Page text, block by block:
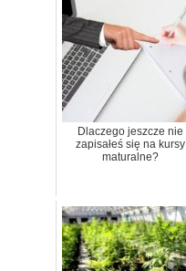
Dlaczego jeszcze nie
zapisałeś się na kursy
maturalne?